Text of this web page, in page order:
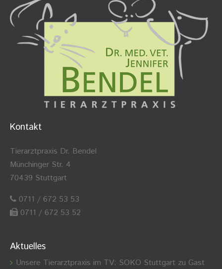
Kontakt
Tierarztpraxis Dr. Bendel
Münchinger Str. 4
70439 Stuttgart
0711 / 672 53 53
0711 / 672 53 52
Aktuelles
Unsere Tierarztpraxis im TV: SOKO Stuttgart zu Gast